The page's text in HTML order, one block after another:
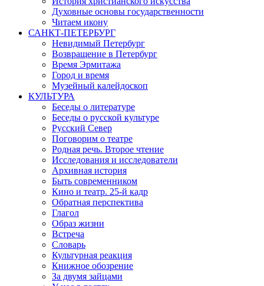
Духовные основы государственности
Читаем икону
САНКТ-ПЕТЕРБУРГ
Невидимый Петербург
Возвращение в Петербург
Время Эрмитажа
Город и время
Музейный калейдоскоп
КУЛЬТУРА
Беседы о литературе
Беседы о русской культуре
Русский Север
Поговорим о театре
Родная речь. Второе чтение
Исследования и исследователи
Архивная история
Быть современником
Кино и театр. 25-й кадр
Обратная перспектива
Глагол
Образ жизни
Встреча
Словарь
Культурная реакция
Книжное обозрение
За двумя зайцами